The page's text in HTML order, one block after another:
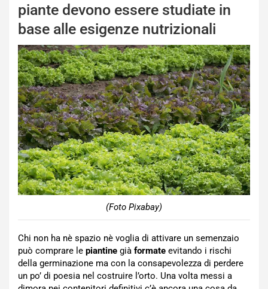
piante devono essere studiate in
base alle esigenze nutrizionali
(Foto Pixabay)
Chi non ha nè spazio nè voglia di attivare un semenzaio
può comprare le piantine già formate evitando i rischi
della germinazione ma con la consapevolezza di perdere
un po’ di poesia nel costruire l’orto. Una volta messi a